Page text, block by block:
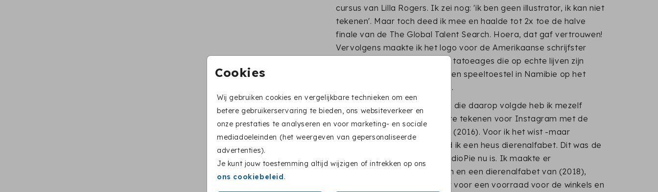
Cookies
Wij gebruiken cookies en vergelijkbare technieken om een
betere gebruikerservaring te bieden, ons websiteverkeer en
onze prestaties te analyseren en voor marketing- en sociale
mediadoeleinden (het weergeven van gepersonaliseerde
advertenties).
Je kunt jouw toestemming altijd wijzigen of intrekken op ons
ons cookiebeleid.
cursus van Lilla Rogers. Ik zei nog: 'ik ben geen illustrator, ik kan niet
tekenen'. Maar toch deed ik mee en haalde tot 2x toe de halve
finale van de The Global Talent Search. Hoera, dat gaf vertrouwen!
Vervolgens maakte ik het logo voor de Amerikaanse schrijfster
Karen Salmansohn, een paar tatoeages die op echte lijven zijn
gezet en een ontwerp voor een speeltoestel in Namibie op het
terrein van stichting Penduka.
Tijdens de creatieve droogte die daarop volgde heb ik mezelf
'gedwongen' elke dag 1 dier te tekenen voor Instagram met de
hashtag: #100daysofanimals (2016). Voor ik het wist -maar
minstens 26 dagen later- had ik een heus dierenalfabet. Dit was de
basis voor het bedrijf dat StudioPie nu is. Ik maakte er
letterkaartjes, ansichtkaarten en een dierenalfabet van (2018),
leende geld van mijn moeder voor een voorraad voor de winkels en